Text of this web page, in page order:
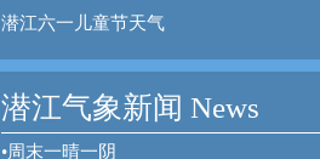
潜江六一儿童节天气
潜江气象新闻 News
•周末一晴一阴